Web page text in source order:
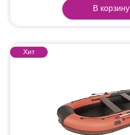
В корзину
Хит